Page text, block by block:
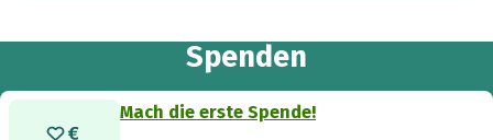
Spenden
Mach die erste Spende!